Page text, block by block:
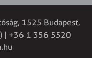
1525 Budapest,
| +36 1 356 5520